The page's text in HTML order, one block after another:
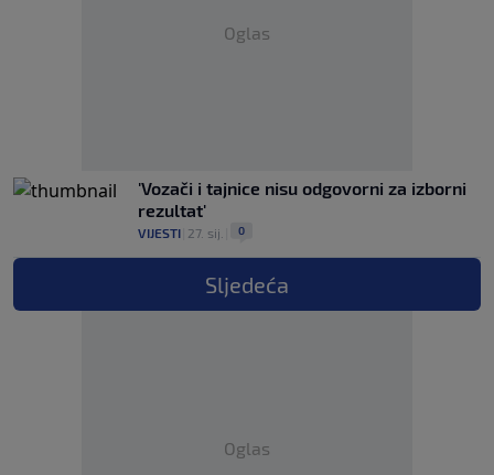
Oglas
'Vozači i tajnice nisu odgovorni za izborni
rezultat'
VIJESTI 27. sij. 0
Sljedeća
Oglas